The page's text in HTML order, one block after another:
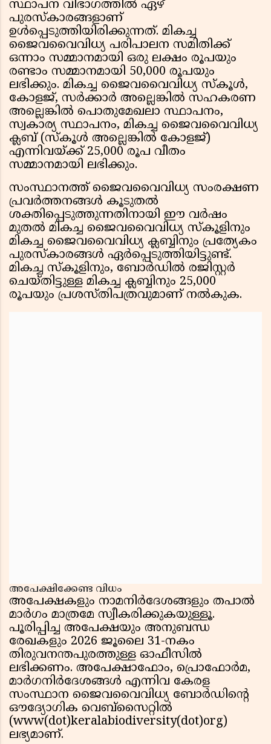
സ്ഥാപന വിഭാഗത്തിൽ ഏഴ്
പുരസ്കാരങ്ങളാണ്
ഉൾപ്പെടുത്തിയിരിക്കുന്നത്. മികച്ച
ജൈവവൈവിധ്യ പരിപാലന സമിതിക്ക്
ഒന്നാം സമ്മാനമായി ഒരു ലക്ഷം രൂപയും
രണ്ടാം സമ്മാനമായി 50,000 രൂപയും
ലഭിക്കും. മികച്ച ജൈവവൈവിധ്യ സ്കൂൾ,
കോളജ്, സർക്കാർ അല്ലെങ്കിൽ സഹകരണ
അല്ലെങ്കിൽ പൊതുമേഖലാ സ്ഥാപനം,
സ്വകാര്യ സ്ഥാപനം, മികച്ച ജൈവവൈവിധ്യ
ക്ലബ് (സ്കൂൾ അല്ലെങ്കിൽ കോളജ്)
എന്നിവയ്ക്ക് 25,000 രൂപ വീതം
സമ്മാനമായി ലഭിക്കും.
സംസ്ഥാനത്ത് ജൈവവൈവിധ്യ സംരക്ഷണ
പ്രവർത്തനങ്ങൾ കൂടുതൽ
ശക്തിപ്പെടുത്തുന്നതിനായി ഈ വർഷം
മുതൽ മികച്ച ജൈവവൈവിധ്യ സ്കൂളിനും
മികച്ച ജൈവവൈവിധ്യ ക്ലബ്ബിനും പ്രത്യേകം
പുരസ്കാരങ്ങൾ ഏർപ്പെടുത്തിയിട്ടുണ്ട്.
മികച്ച സ്കൂളിനും, ബോർഡിൽ രജിസ്റ്റർ
ചെയ്തിട്ടുള്ള മികച്ച ക്ലബ്ബിനും 25,000
രൂപയും പ്രശസ്തിപത്രവുമാണ് നൽകുക.
അപേക്ഷിക്കേണ്ട വിധം
അപേക്ഷകളും നാമനിർദേശങ്ങളും തപാൽ
മാർഗം മാത്രമേ സ്വീകരിക്കുകയുള്ളൂ.
പൂരിപ്പിച്ച അപേക്ഷയും അനുബന്ധ
രേഖകളും 2026 ജൂലൈ 31-നകം
തിരുവനന്തപുരത്തുള്ള ഓഫീസിൽ
ലഭിക്കണം. അപേക്ഷാഫോം, പ്രൊഫോർമ,
മാർഗനിർദേശങ്ങൾ എന്നിവ കേരള
സംസ്ഥാന ജൈവവൈവിധ്യ ബോർഡിൻ്റെ
ഔദ്യോഗിക വെബ്സൈറ്റിൽ
(www(dot)keralabiodiversity(dot)org)
ലഭ്യമാണ്.